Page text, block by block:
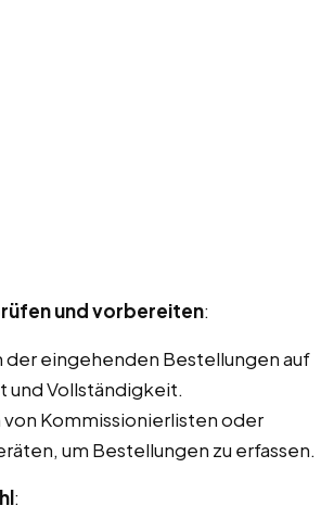
und vorbereiten:
eingehenden Bestellungen auf
und Vollständigkeit.
Kommissionierlisten oder
um Bestellungen zu erfassen.
: